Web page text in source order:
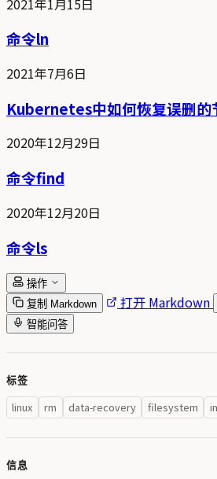
命令ln
2021年7月6日
Kubernetes中如何恢复误删的
2020年12月29日
命令find
2020年12月20日
命令ls
操作
复制 Markdown
打开 Markdown
智能问答
标签
linux rm data-recovery filesystem
信息